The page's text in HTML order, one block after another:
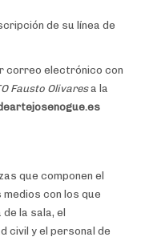
de su línea de
correo electrónico con
Fausto Olivaresa la
que componen el
con los que
la sala, el
civil y el personal de